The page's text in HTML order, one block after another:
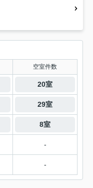
空室件数
20室
29室
8室
-
-